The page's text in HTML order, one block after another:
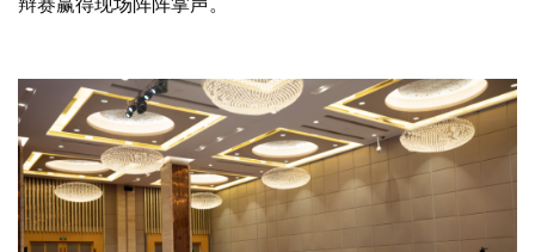
法
规
免
责
声
辩赛赢得现场阵阵掌声。